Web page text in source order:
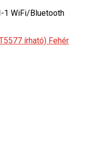
1 WiFi/Bluetooth
írható) Fehér